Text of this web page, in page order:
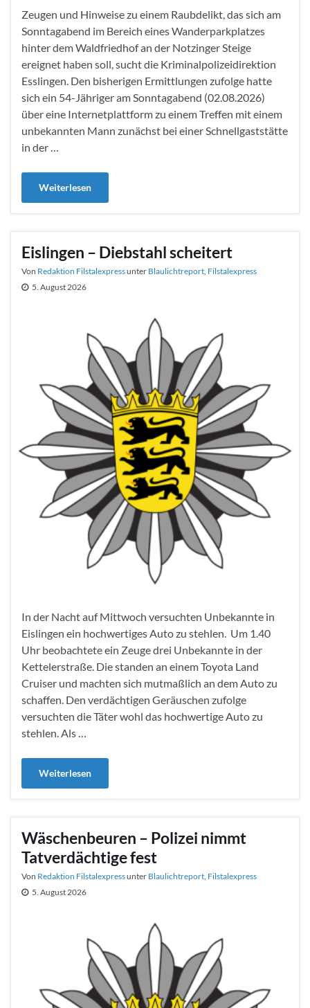
Zeugen und Hinweise zu einem Raubdelikt, das sich am
Sonntagabend im Bereich eines Wanderparkplatzes
hinter dem Waldfriedhof an der Notzinger Steige
ereignet haben soll, sucht die Kriminalpolizeidirektion
Esslingen. Den bisherigen Ermittlungen zufolge hatte
sich ein 54-Jähriger am Sonntagabend (02.08.2026)
über eine Internetplattform zu einem Treffen mit einem
unbekannten Mann zunächst bei einer Schnellgaststätte
in der …
Weiterlesen
Eislingen – Diebstahl scheitert
Von Redaktion Filstalexpressunter Blaulichtreport, Filstalexpress
5. August 2026
In der Nacht auf Mittwoch versuchten Unbekannte in
Eislingen ein hochwertiges Auto zu stehlen. Um 1.40
Uhr beobachtete ein Zeuge drei Unbekannte in der
Kettelerstraße. Die standen an einem Toyota Land
Cruiser und machten sich mutmaßlich an dem Auto zu
schaffen. Den verdächtigen Geräuschen zufolge
versuchten die Täter wohl das hochwertige Auto zu
stehlen. Als …
Weiterlesen
Wäschenbeuren – Polizei nimmt
Tatverdächtige fest
Von Redaktion Filstalexpressunter Blaulichtreport Filstalexpress
5. August 2026